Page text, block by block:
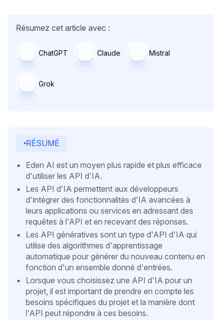
Résumez cet article avec :
ChatGPT Claude Mistral
Grok
RÉSUMÉ
Eden AI est un moyen plus rapide et plus efficace
d'utiliser les API d'IA.
Les API d'IA permettent aux développeurs
d'intégrer des fonctionnalités d'IA avancées à
leurs applications ou services en adressant des
requêtes à l'API et en recevant des réponses.
Les API génératives sont un type d'API d'IA qui
utilise des algorithmes d'apprentissage
automatique pour générer du nouveau contenu en
fonction d'un ensemble donné d'entrées.
Lorsque vous choisissez une API d'IA pour un
projet, il est important de prendre en compte les
besoins spécifiques du projet et la manière dont
l'API peut répondre à ces besoins.